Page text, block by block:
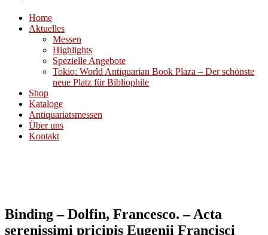
Home
Aktuelles
Messen
Highlights
Spezielle Angebote
Tokio: World Antiquarian Book Plaza – Der schönste
neue Platz für Bibliophile
Shop
Kataloge
Antiquariatsmessen
Über uns
Kontakt
Binding – Dolfin, Francesco. – Acta
serenissimi pricipis Eugenii Francisci